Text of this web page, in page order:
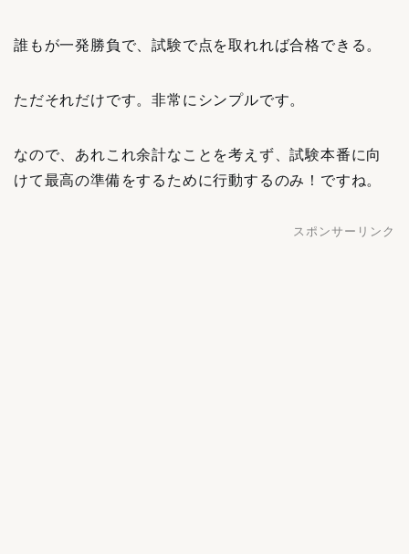
誰もが一発勝負で、試験で点を取れれば合格できる。
ただそれだけです。非常にシンプルです。
なので、あれこれ余計なことを考えず、試験本番に向
けて最高の準備をするために行動するのみ！ですね。
スポンサーリンク